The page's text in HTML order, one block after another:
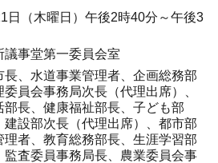
日（木曜日）午後2時40分～午後3
事堂第一委員会室
長、水道事業管理者、企画総務部
員会事務局次長（代理出席）、
部長、健康福祉部長、子ども部
設部次長（代理出席）、都市部
者、教育総務部長、生涯学習部
監査委員事務局長、農業委員会事